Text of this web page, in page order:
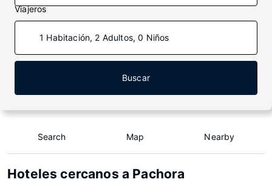
Viajeros
1 Habitación, 2 Adultos, 0 Niños
Buscar
Search Map Nearby
Hoteles cercanos a Pachora